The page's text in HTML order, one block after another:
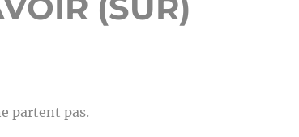
partent pas.